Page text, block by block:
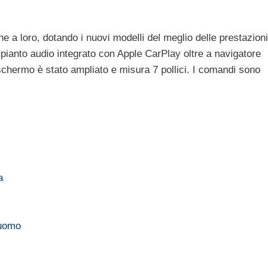
a loro, dotando i nuovi modelli del meglio delle prestazioni
audio integrato con Apple CarPlay oltre a navigatore
è stato ampliato e misura 7 pollici. I comandi sono